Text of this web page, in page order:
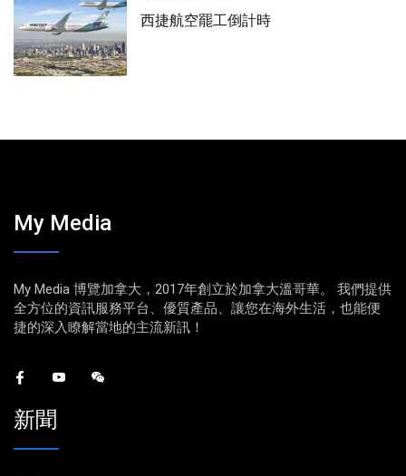
西捷航空罷工倒計時
My Media
My Media 博覽加拿大，2017年創立於加拿大溫哥華。 我們提供
全方位的資訊服務平台、優質產品、讓您在海外生活，也能便
捷的深入瞭解當地的主流新訊！
新聞